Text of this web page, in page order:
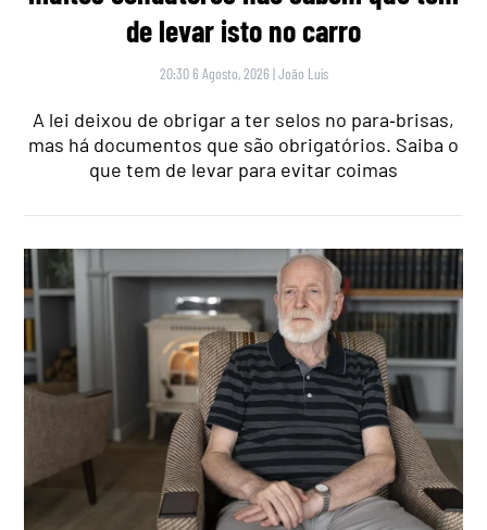
de levar isto no carro
20:30 6 Agosto, 2026 |João Luís
A lei deixou de obrigar a ter selos no para‑brisas,
mas há documentos que são obrigatórios. Saiba o
que tem de levar para evitar coimas